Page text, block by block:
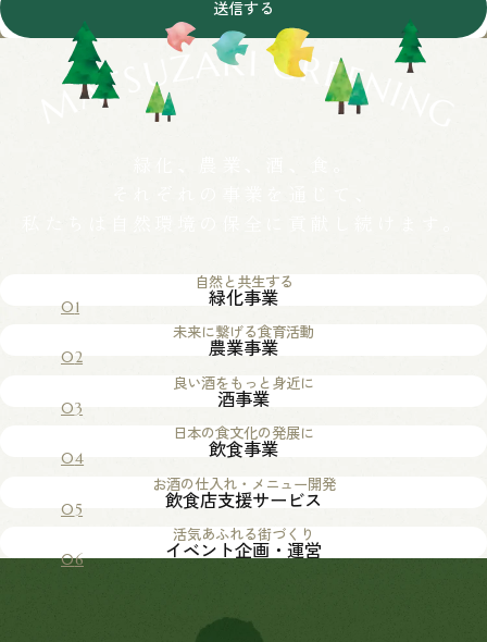
自然と共生する
緑化事業
未来に繋げる食育活動
農業事業
良い酒をもっと身近に
酒事業
日本の食文化の発展に
飲食事業
お酒の仕入れ・メニュー開発
飲食店支援サービス
活気あふれる街づくり
イベント企画・運営